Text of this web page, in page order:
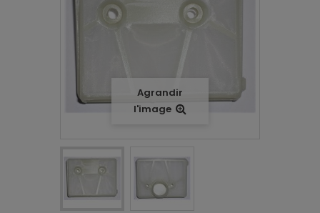
Agrandir
l'image